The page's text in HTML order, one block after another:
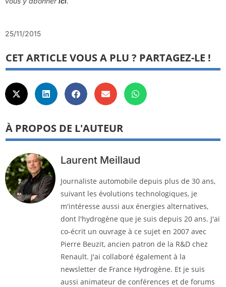
25/11/2015
CET ARTICLE VOUS A PLU ? PARTAGEZ-LE !
À PROPOS DE L'AUTEUR
Laurent Meillaud
Journaliste automobile depuis plus de 30 ans,
suivant les évolutions technologiques, je
m'intéresse aussi aux énergies alternatives,
dont l'hydrogène que je suis depuis 20 ans. J'ai
co-écrit un ouvrage à ce sujet en 2007 avec
Pierre Beuzit, ancien patron de la R&D chez
Renault. J'ai collaboré également à la
newsletter de France Hydrogène. Et je suis
aussi animateur de conférences et de forums